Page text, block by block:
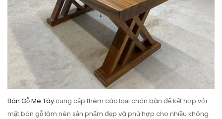
Bàn Gỗ Me Tâycung cấp thêm các loại chân bàn để kết hợp với
mặt bàn gỗ làm nên sản phẩm đẹp và phù hợp cho nhiều không